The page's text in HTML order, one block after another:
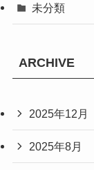
未分類
ARCHIVE
2025年12月
2025年8月